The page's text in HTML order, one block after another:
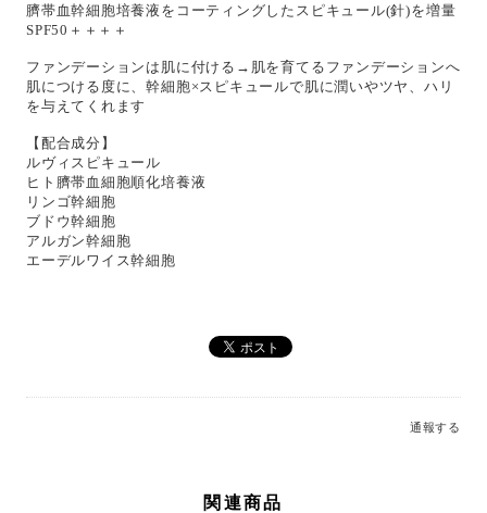
臍帯血幹細胞培養液をコーティングしたスピキュール(針)を増量
SPF50＋＋＋＋
ファンデーションは肌に付ける→肌を育てるファンデーションへ
肌につける度に、幹細胞×スピキュールで肌に潤いやツヤ、ハリ
を与えてくれます
【配合成分】
ルヴィスピキュール
ヒト臍帯血細胞順化培養液
リンゴ幹細胞
ブドウ幹細胞
アルガン幹細胞
エーデルワイス幹細胞
通報する
関連商品